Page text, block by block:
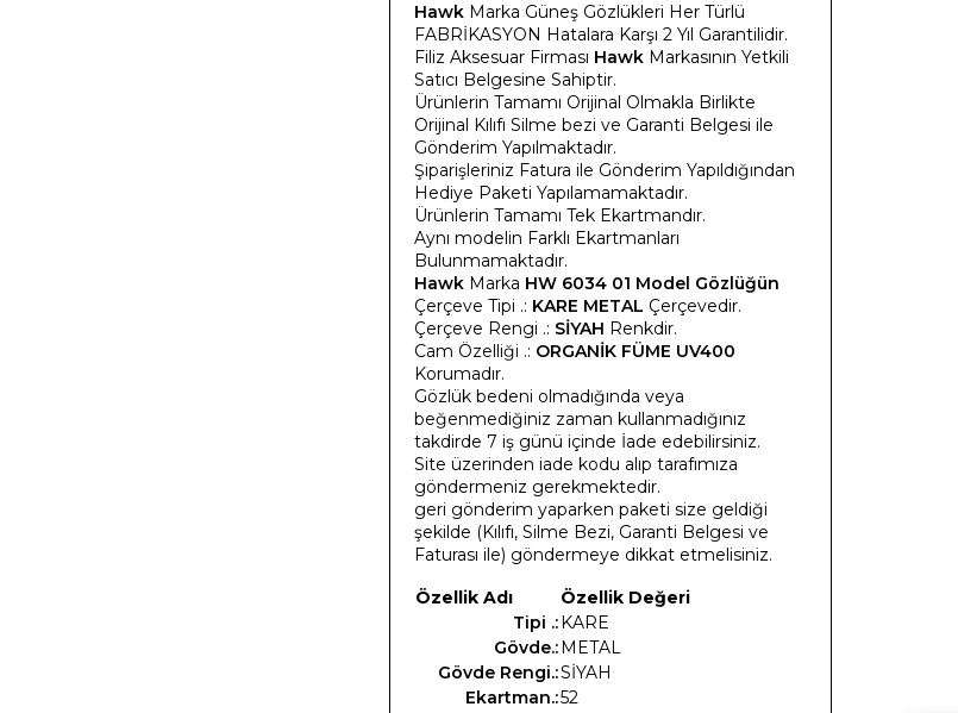
Hawk Marka Güneş Gözlükleri Her Türlü
FABRİKASYON Hatalara Karşı 2 Yıl Garantilidir.
Filiz Aksesuar Firması Hawk Markasının Yetkili
Satıcı Belgesine Sahiptir.
Ürünlerin Tamamı Orijinal Olmakla Birlikte
Orijinal Kılıfı Silme bezi ve Garanti Belgesi ile
Gönderim Yapılmaktadır.
Şiparişleriniz Fatura ile Gönderim Yapıldığından
Hediye Paketi Yapılamamaktadır.
Ürünlerin Tamamı Tek Ekartmandır.
Aynı modelin Farklı Ekartmanları
Bulunmamaktadır.
Hawk Marka HW 6034 01 Model Gözlüğün
Çerçeve Tipi .: KARE METAL Çerçevedir.
Çerçeve Rengi .: SİYAH Renkdir.
Cam Özelliği .: ORGANİK FÜME UV400
Korumadır.
Gözlük bedeni olmadığında veya
beğenmediğiniz zaman kullanmadığınız
takdirde 7 iş günü içinde İade edebilirsiniz.
Site üzerinden iade kodu alıp tarafımıza
göndermeniz gerekmektedir.
geri gönderim yaparken paketi size geldiği
şekilde (Kılıfı, Silme Bezi, Garanti Belgesi ve
Faturası ile) göndermeye dikkat etmelisiniz.
Özellik Adı
Özellik Değeri
Tipi .:KARE
Gövde.:METAL
Gövde Rengi.:SİYAH
Ekartman.:52